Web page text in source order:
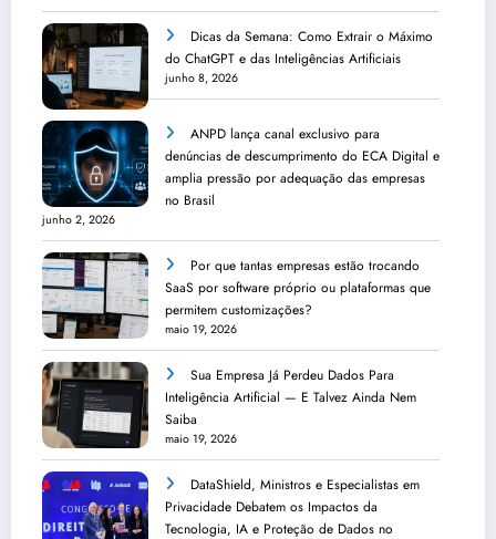
Dicas da Semana: Como Extrair o Máximo
do ChatGPT e das Inteligências Artificiais
junho 8, 2026
ANPD lança canal exclusivo para
denúncias de descumprimento do ECA Digital e
amplia pressão por adequação das empresas
no Brasil
junho 2, 2026
Por que tantas empresas estão trocando
SaaS por software próprio ou plataformas que
permitem customizações?
maio 19, 2026
Sua Empresa Já Perdeu Dados Para
Inteligência Artificial — E Talvez Ainda Nem
Saiba
maio 19, 2026
DataShield, Ministros e Especialistas em
Privacidade Debatem os Impactos da
Tecnologia, IA e Proteção de Dados no